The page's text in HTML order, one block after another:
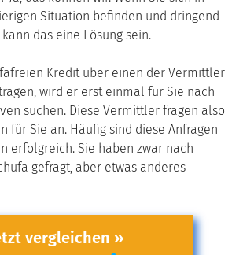
Situation befinden und dringend
das eine Lösung sein.
Kredit über einen der Vermittler
wird er erst einmal für Sie nach
suchen. Diese Vermittler fragen also
für Sie an. Häufig sind diese Anfragen
erfolgreich. Sie haben zwar nach
gefragt, aber etwas anderes
vergleichen »